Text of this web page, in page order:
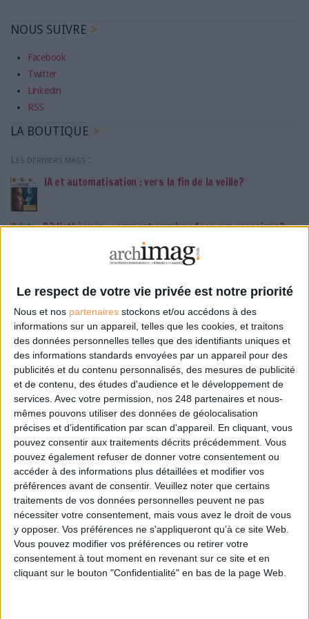
Le respect de votre vie privée est notre priorité
Nous et nos partenaires stockons et/ou accédons à des
informations sur un appareil, telles que les cookies, et traitons
des données personnelles telles que des identifiants uniques et
des informations standards envoyées par un appareil pour des
publicités et du contenu personnalisés, des mesures de publicité
et de contenu, des études d'audience et le développement de
services. Avec votre permission, nos 248 partenaires et nous-
mêmes pouvons utiliser des données de géolocalisation
précises et d’identification par scan d'appareil. En cliquant, vous
pouvez consentir aux traitements décrits précédemment. Vous
pouvez également refuser de donner votre consentement ou
accéder à des informations plus détaillées et modifier vos
préférences avant de consentir. Veuillez noter que certains
traitements de vos données personnelles peuvent ne pas
nécessiter votre consentement, mais vous avez le droit de vous
y opposer. Vos préférences ne s'appliqueront qu’à ce site Web.
Vous pouvez modifier vos préférences ou retirer votre
consentement à tout moment en revenant sur ce site et en
cliquant sur le bouton "Confidentialité" en bas de la page Web.
NOUS SUIVRE
Facebook
Twitter
Linkedin
RSS
LA BOUTIQUE
Les derniers mags :
IA et automatisation : vers la fin de la veille?
Bibliothèques : comment survivre face aux pressions?
Les derniers guides :
IA génératives : cas d’usage et retours d’expérience
Archivage physique et électronique : enjeux, méthodes et
outils
Stratégie data : tirez profit de l’intelligence des
données
LES DERNIÈRES PARUTIONS